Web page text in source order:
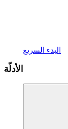
البدء السريع
الأدلّة